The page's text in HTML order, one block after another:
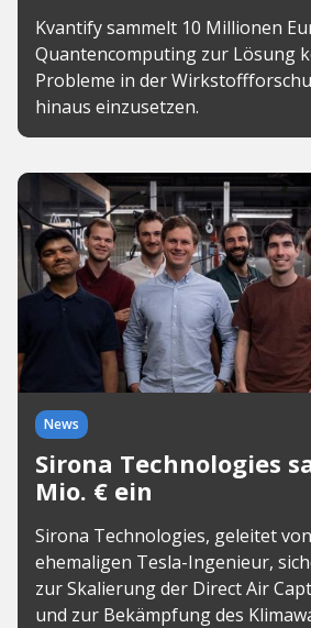
Kvantify sammelt 10 Millionen
Quantencomputing zur Lösung
Probleme in der
hinaus einzusetzen.
News
Sirona Technologies
Mio. € ein
Sirona Technologies, geleitet
ehemaligen Tesla-Ingenieur,
zur Skalierung der Direct Air
und zur Bekämpfung des